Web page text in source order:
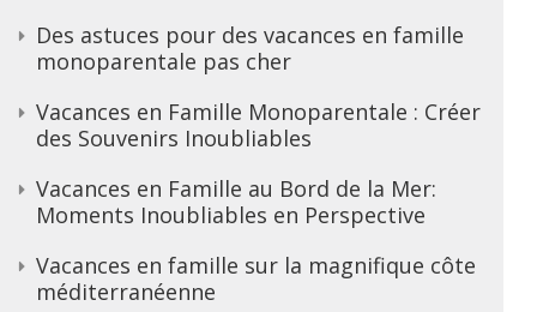
Des astuces pour des vacances en famille
monoparentale pas cher
Vacances en Famille Monoparentale : Créer
des Souvenirs Inoubliables
Vacances en Famille au Bord de la Mer:
Moments Inoubliables en Perspective
Vacances en famille sur la magnifique côte
méditerranéenne